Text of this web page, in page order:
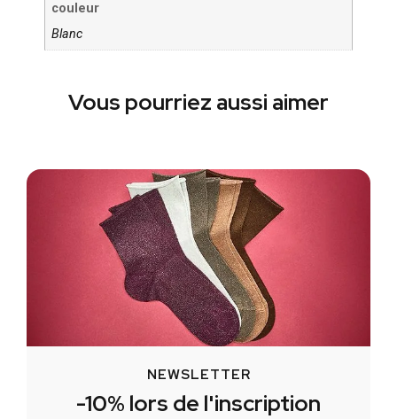
couleur
Blanc
Vous pourriez aussi aimer
NEWSLETTER
-10% lors de l'inscription